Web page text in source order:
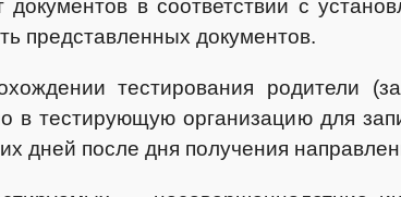
документов в соответствии с
представленных документов.
тестирования родители
в тестирующую организацию для
дней после дня получения